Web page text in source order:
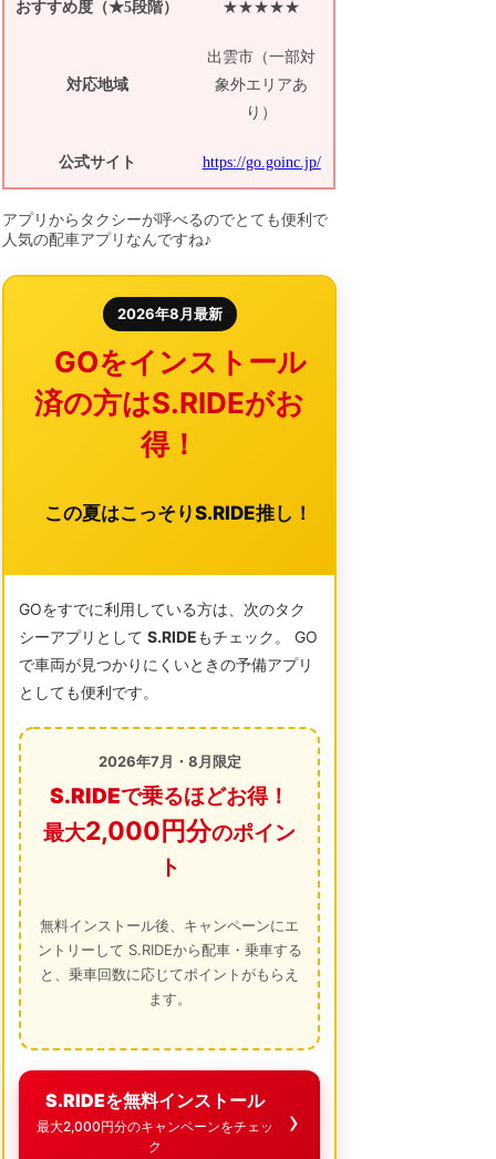
おすすめ度（★5段階） ★★★★★
対応地域
出雲市（一部対
象外エリアあ
り）
公式サイト https://go.goinc.jp/
アプリからタクシーが呼べるのでとても便利で
人気の配車アプリなんですね♪
2026年8月最新
GOをインストール
済の方はS.RIDEがお
得！
この夏はこっそりS.RIDE推し！
GOをすでに利用している方は、次のタク
シーアプリとしてS.RIDEもチェック。 GO
で車両が見つかりにくいときの予備アプリ
としても便利です。
2026年7月・8月限定
S.RIDEで乗るほどお得！
最大2,000円分のポイン
ト
無料インストール後、キャンペーンにエ
ントリーして S.RIDEから配車・乗車する
と、乗車回数に応じてポイントがもらえ
ます。
S.RIDEを無料インストール
最大2,000円分のキャンペーンをチェッ
ク